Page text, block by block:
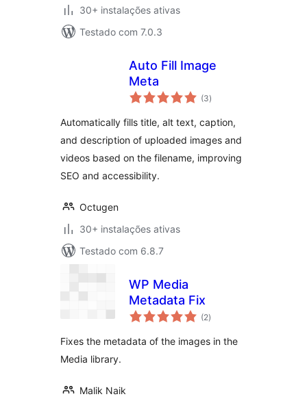
30+ instalações ativas
Testado com 7.0.3
Auto Fill Image
Meta
(3avaliações
totais
)
Automatically fills title, alt text, caption,
and description of uploaded images and
videos based on the filename, improving
SEO and accessibility.
Octugen
30+ instalações ativas
Testado com 6.8.7
WP Media
Metadata Fix
(2avaliações
totais
)
Fixes the metadata of the images in the
Media library.
Malik Naik